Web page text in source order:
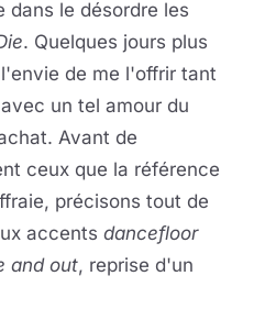
dans le désordre les
. Quelques jours plus
de me l'offrir tant
un tel amour du
Avant de
ceux que la référence
précisons tout de
accents dancefloor
and out, reprise d'un